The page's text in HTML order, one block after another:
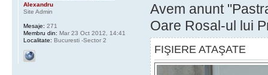
Avem anunt
Oare Rosal-ul lui
FIŞIERE ATAŞATE
Alexandru
Site Admin
Mesaje: 271
Membru din: Mar 23 Oct 2012, 14:41
Localitate: Bucuresti -Sector 2